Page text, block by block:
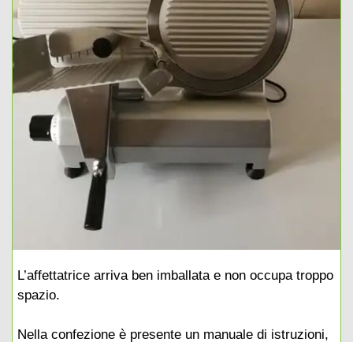
L’affettatrice arriva ben imballata e non occupa troppo
spazio.
Nella confezione è presente un manuale di istruzioni,